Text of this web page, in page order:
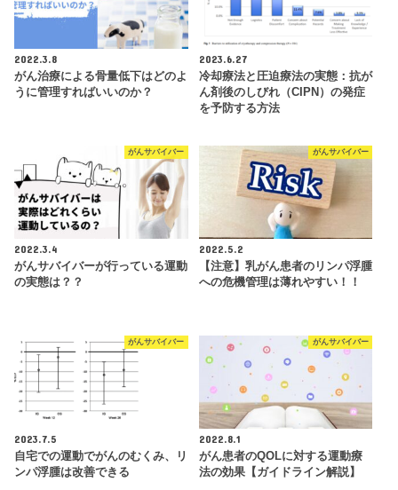
2022.3.8
がん治療による骨量低下はどのよ
うに管理すればいいのか？
2023.6.27
冷却療法と圧迫療法の実態：抗が
ん剤後のしびれ（CIPN）の発症
を予防する方法
がんサバイバー
2022.3.4
がんサバイバーが行っている運動
の実態は？？
がんサバイバー
2022.5.2
【注意】乳がん患者のリンパ浮腫
への危機管理は薄れやすい！！
がんサバイバー
2023.7.5
自宅での運動でがんのむくみ、リ
ンパ浮腫は改善できる
がんサバイバー
2022.8.1
がん患者のQOLに対する運動療
法の効果【ガイドライン解説】